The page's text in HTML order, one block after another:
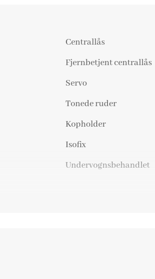
Centrallås
Fjernbetjent centrallås
Servo
Tonede ruder
Kopholder
Isofix
Undervognsbehandlet